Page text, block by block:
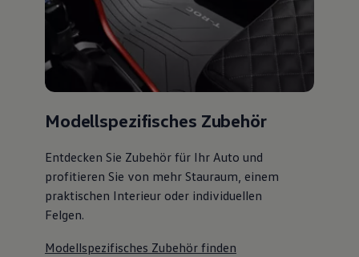
Modellspezifisches Zubehör
Entdecken Sie Zubehör für Ihr Auto und
profitieren Sie von mehr Stauraum, einem
praktischen Interieur oder individuellen
Felgen.
Modellspezifisches Zubehör finden